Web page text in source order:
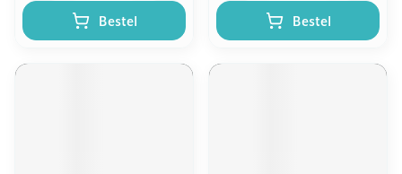
Bestel Bestel